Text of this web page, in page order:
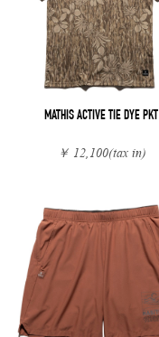
MATHIS ACTIVE TIE DYE PKT
￥ 12,100(tax in)